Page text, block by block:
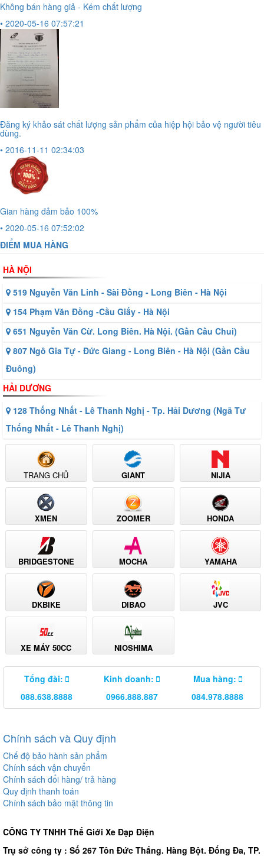
Không bán hàng giả - Kém chất lượng
• 2020-05-16 07:57:21
Đăng ký khảo sát chất lượng sản phẩm của hiệp hội bảo vệ người tiêu
dùng.
• 2016-11-11 02:34:03
Gian hàng đảm bảo 100%
• 2020-05-16 07:52:02
ĐIỂM MUA HÀNG
HÀ NỘI
519 Nguyễn Văn Linh - Sài Đồng - Long Biên - Hà Nội
154 Phạm Văn Đồng -Cầu Giấy - Hà Nội
651 Nguyễn Văn Cừ. Long Biên. Hà Nội. (Gần Cầu Chui)
807 Ngô Gia Tự - Đức Giang - Long Biên - Hà Nội (Gần Cầu
Đuông)
HẢI DƯƠNG
128 Thống Nhất - Lê Thanh Nghị - Tp. Hải Dương (Ngã Tư
Thống Nhất - Lê Thanh Nghị)
TRANG CHỦ GIANT NIJIA
XMEN ZOOMER HONDA
BRIDGESTONE MOCHA YAMAHA
DKBIKE DIBAO JVC
XE MÁY 50CC NIOSHIMA
Tổng đài:
088.638.8888
Kinh doanh:
0966.888.887
Mua hàng:
084.978.8888
Chính sách và Quy định
Chế độ bảo hành sản phẩm
Chính sách vận chuyển
Chính sách đổi hàng/ trả hàng
Quy định thanh toán
Chính sách bảo mật thông tin
CÔNG TY TNHH Thế Giới Xe Đạp Điện
Trụ sở công ty : Số 267 Tôn Đức Thắng. Hàng Bột. Đống Đa, TP.